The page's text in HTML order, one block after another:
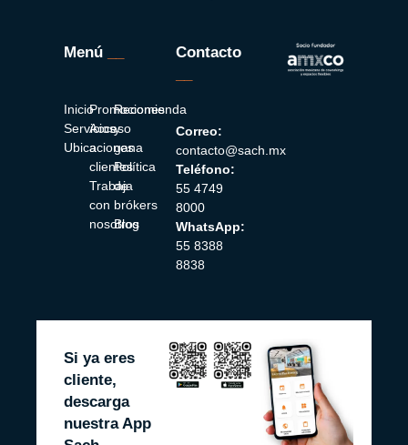
Menú
Inicio
Servicios
Ubicaciones
Promociones
Acceso
a
clientes
Trabaja
con
nosotros
Recomienda
y
gana
Política
de
brókers
Blog
Contacto
Correo:
contacto@sach.mx
Teléfono:
55 4749
8000
WhatsApp:
55 8388
8838
Si ya eres
cliente,
descarga
nuestra App